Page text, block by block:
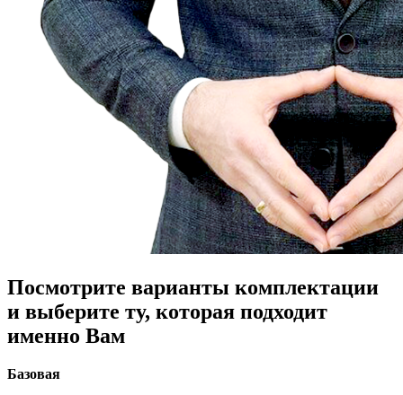
Посмотрите варианты комплектации
и выберите ту, которая подходит
именно Вам
Базовая